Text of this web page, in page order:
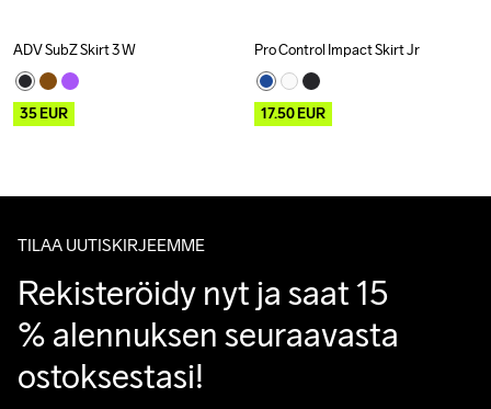
Outlet
ADV SubZ Skirt 3 W
35EUR
Outlet
Pro Control Impact Skirt Jr
17.50EUR
TILAA UUTISKIRJEEMME
Rekisteröidy nyt ja saat 15
% alennuksen seuraavasta
ostoksestasi!